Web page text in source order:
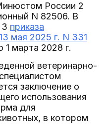
России 2
N 82506. В
3 приказа
мая 2025 г. N 331
1 марта 2028 г.
ветеринарно-
заключение о
использования
для
в котором